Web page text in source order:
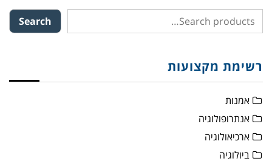
Search
רשימת מקצועות
אמנות
אנתרופולוגיה
ארכיאולוגיה
ביולוגיה